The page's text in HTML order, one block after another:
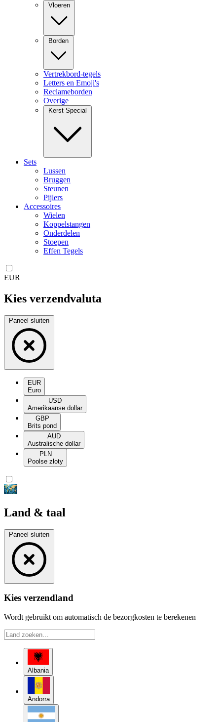
Vloeren
Borden
Vertrekbord-tegels
Letters en Emoji's
Reclameborden
Overige
Kerst Special
Sets
Lussen
Bruggen
Steunen
Pijlers
Accessoires
Wielen
Koppelstangen
Onderdelen
Stoepen
Effen Tegels
EUR
Kies verzendvaluta
Paneel sluiten
EUR
Euro
USD
Amerikaanse dollar
GBP
Brits pond
AUD
Australische dollar
PLN
Poolse zloty
Land & taal
Paneel sluiten
Kies verzendland
Wordt gebruikt om automatisch de bezorgkosten te berekenen
Albania
Andorra